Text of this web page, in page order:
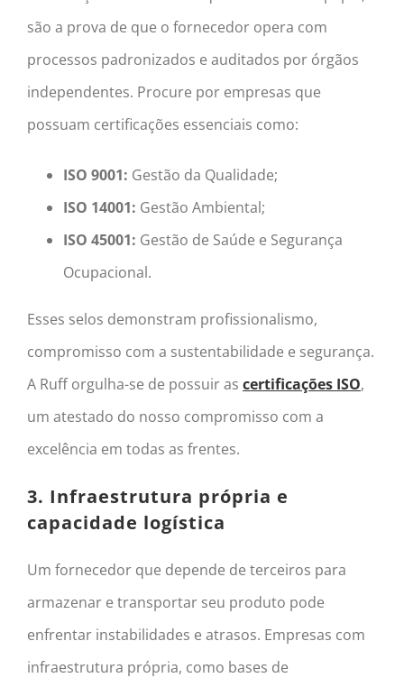
são a prova de que o fornecedor opera com
processos padronizados e auditados por órgãos
independentes. Procure por empresas que
possuam certificações essenciais como:
ISO 9001: Gestão da Qualidade;
ISO 14001: Gestão Ambiental;
ISO 45001: Gestão de Saúde e Segurança
Ocupacional.
Esses selos demonstram profissionalismo,
compromisso com a sustentabilidade e segurança.
A Ruff orgulha-se de possuir as certificações ISO,
um atestado do nosso compromisso com a
excelência em todas as frentes.
3. Infraestrutura própria e
capacidade logística
Um fornecedor que depende de terceiros para
armazenar e transportar seu produto pode
enfrentar instabilidades e atrasos. Empresas com
infraestrutura própria, como bases de